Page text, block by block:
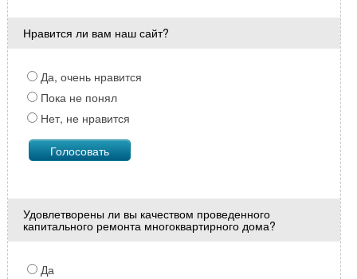
Нравится ли вам наш сайт?
Да, очень нравится
Пока не понял
Нет, не нравится
Удовлетворены ли вы качеством проведенного
капитального ремонта многоквартирного дома?
Да